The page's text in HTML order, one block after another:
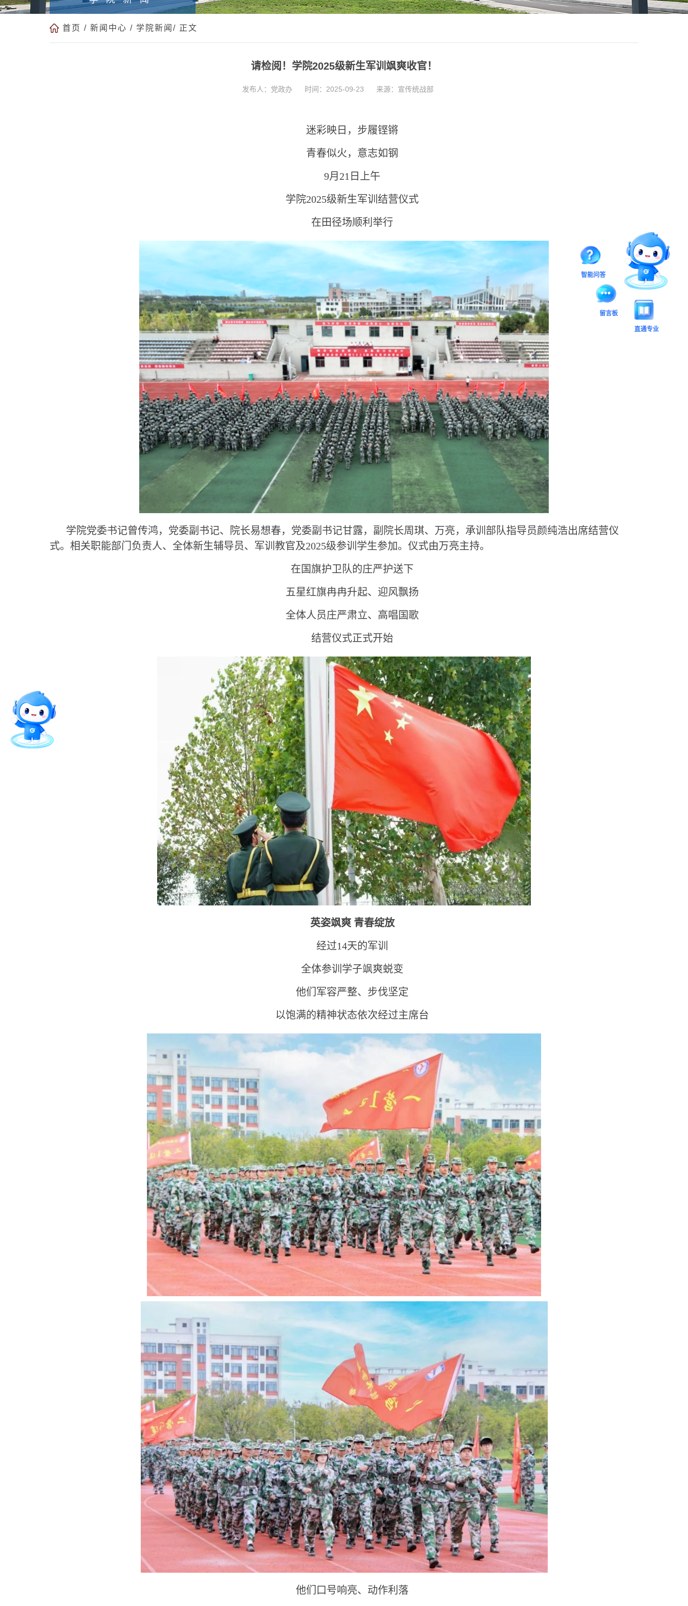
首页 / 新闻中心 / 学院新闻 / 正文
请检阅！学院2025级新生军训飒爽收官！
发布人：党政办 时间：2025-09-23 来源：宣传统战部
迷彩映日，步履铿锵
青春似火，意志如钢
9月21日上午
学院2025级新生军训结营仪式
在田径场顺利举行
学院党委书记曾传鸿，党委副书记、院长易想春，党委副书记甘露，副院长周琪、万亮，承训部队指导员颜纯浩出席结营仪
式。相关职能部门负责人、全体新生辅导员、军训教官及2025级参训学生参加。仪式由万亮主持。
在国旗护卫队的庄严护送下
五星红旗冉冉升起、迎风飘扬
全体人员庄严肃立、高唱国歌
结营仪式正式开始
英姿飒爽 青春绽放
经过14天的军训
全体参训学子飒爽蜕变
他们军容严整、步伐坚定
以饱满的精神状态依次经过主席台
他们口号响亮、动作利落
智能问答
留言板
直通专业